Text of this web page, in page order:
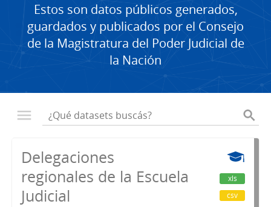
Estos son datos públicos generados,
guardados y publicados por el Consejo
de la Magistratura del Poder Judicial de
la Nación
Delegaciones
regionales de la Escuela
Judicial
xls
csv